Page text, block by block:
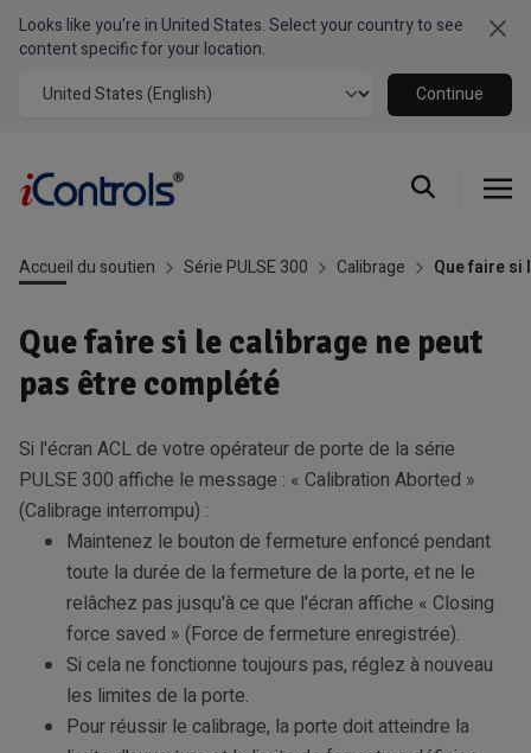
Looks like you're in United States. Select your country to see
content specific for your location.
Continue
Accueil du soutien Série PULSE 300 Calibrage Que faire si
Que faire si le calibrage ne peut
pas être complété
Si l'écran ACL de votre opérateur de porte de la série
PULSE 300 affiche le message : « Calibration Aborted »
(Calibrage interrompu) :
Maintenez le bouton de fermeture enfoncé pendant
toute la durée de la fermeture de la porte, et ne le
relâchez pas jusqu'à ce que l'écran affiche « Closing
force saved » (Force de fermeture enregistrée).
Si cela ne fonctionne toujours pas, réglez à nouveau
les limites de la porte.
Pour réussir le calibrage, la porte doit atteindre la